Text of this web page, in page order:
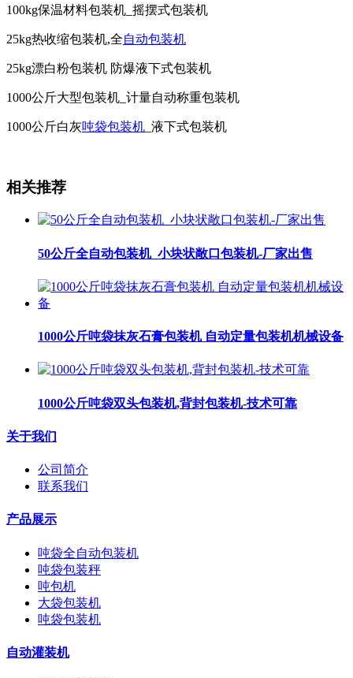
100kg保温材料包装机_摇摆式包装机
25kg热收缩包装机,全自动包装机
25kg漂白粉包装机 防爆液下式包装机
1000公斤大型包装机_计量自动称重包装机
1000公斤白灰吨袋包装机 _液下式包装机
相关推荐
50公斤全自动包装机_小块状敞口包装机-厂家出售
1000公斤吨袋抹灰石膏包装机 自动定量包装机机械设备
1000公斤吨袋双头包装机,背封包装机-技术可靠
关于我们
公司简介
联系我们
产品展示
吨袋全自动包装机
吨袋包装秤
吨包机
大袋包装机
吨袋包装机
自动灌装机